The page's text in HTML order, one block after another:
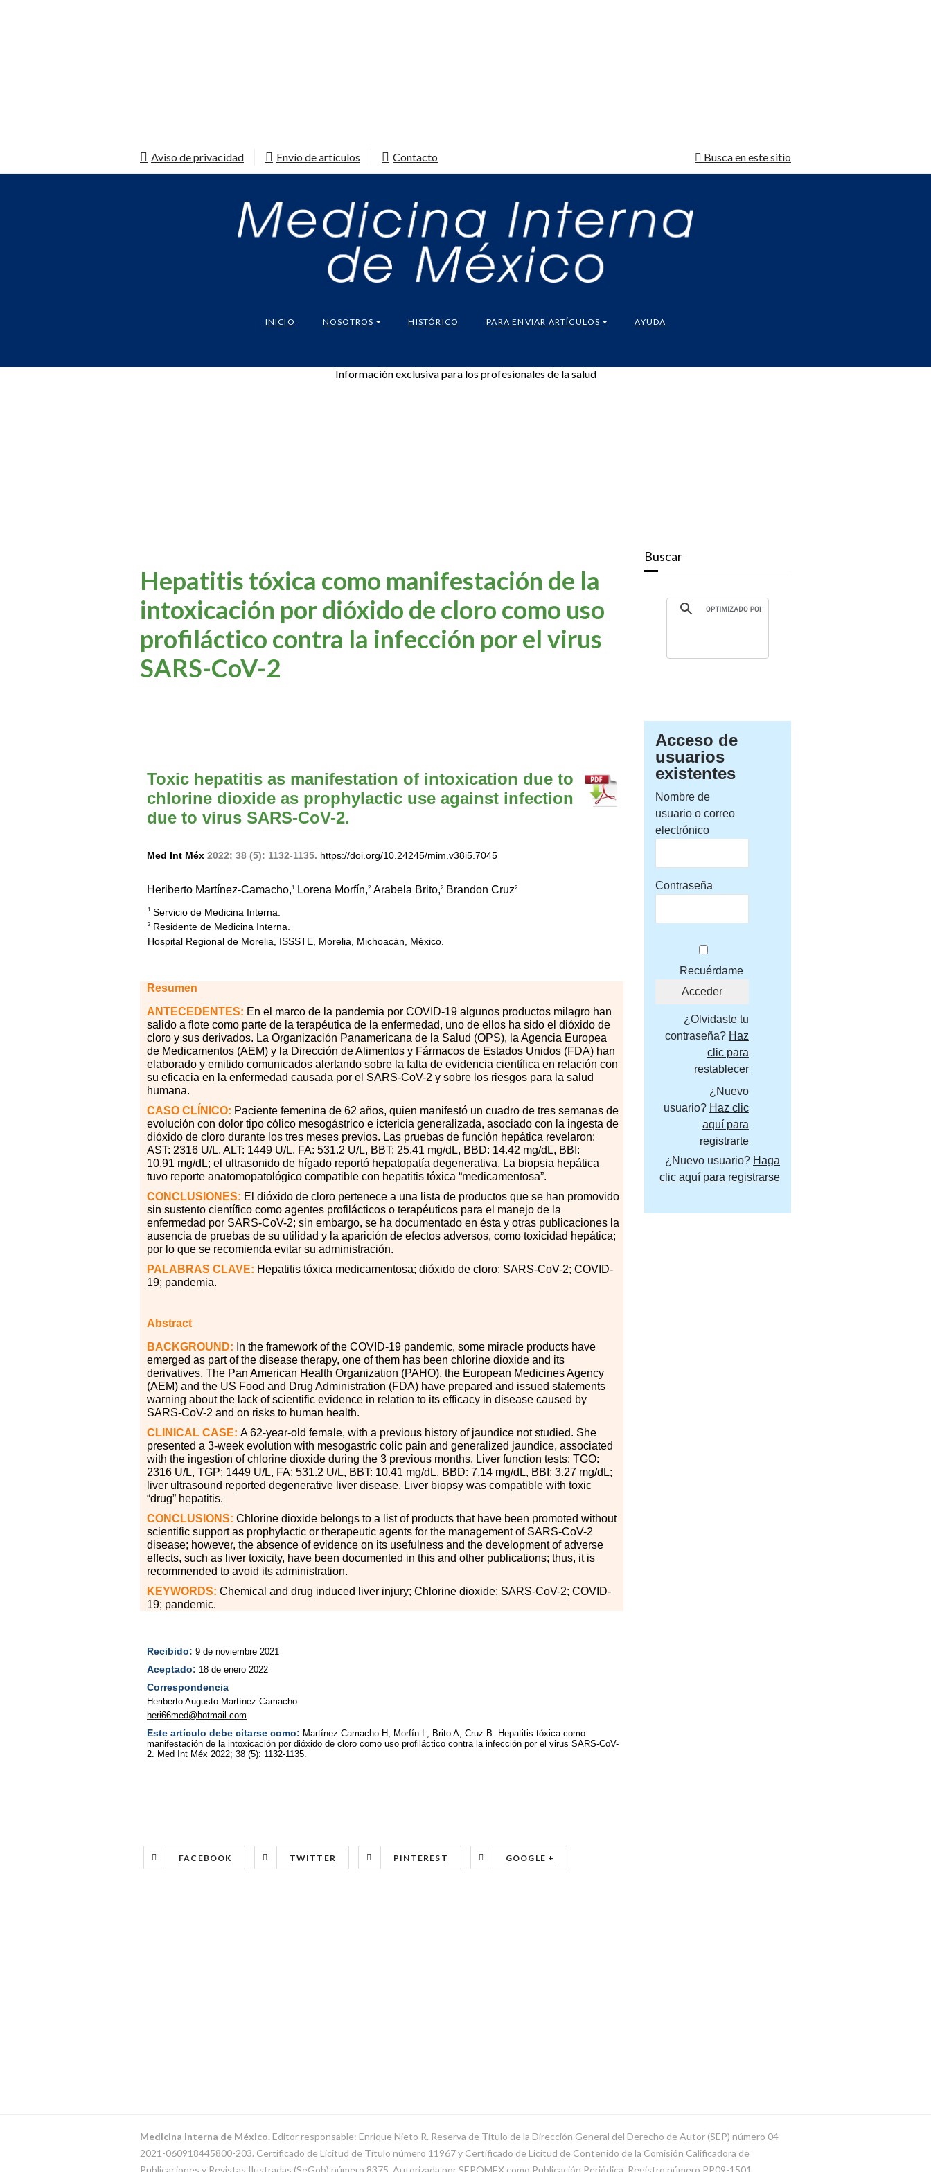
Aviso de privacidad Envío de artículos Contacto Busca en este sitio
INICIO NOSOTROS HISTÓRICO PARA ENVIAR ARTÍCULOS AYUDA
Información exclusiva para los profesionales de la salud
Hepatitis tóxica como manifestación de la
intoxicación por dióxido de cloro como uso
profiláctico contra la infección por el virus
SARS-CoV-2
Toxic hepatitis as manifestation of intoxication due to
chlorine dioxide as prophylactic use against infection
due to virus SARS-CoV-2.
Med Int Méx 2022; 38 (5): 1132-1135. https://doi.org/10.24245/mim.v38i5.7045
Heriberto Martínez-Camacho,1 Lorena Morfín,2 Arabela Brito,2 Brandon Cruz2
1 Servicio de Medicina Interna.
2 Residente de Medicina Interna.
Hospital Regional de Morelia, ISSSTE, Morelia, Michoacán, México.
Resumen
ANTECEDENTES: En el marco de la pandemia por COVID-19 algunos productos milagro han
salido a flote como parte de la terapéutica de la enfermedad, uno de ellos ha sido el dióxido de
cloro y sus derivados. La Organización Panamericana de la Salud (OPS), la Agencia Europea
de Medicamentos (AEM) y la Dirección de Alimentos y Fármacos de Estados Unidos (FDA) han
elaborado y emitido comunicados alertando sobre la falta de evidencia científica en relación con
su eficacia en la enfermedad causada por el SARS-CoV-2 y sobre los riesgos para la salud
humana.
CASO CLÍNICO: Paciente femenina de 62 años, quien manifestó un cuadro de tres semanas de
evolución con dolor tipo cólico mesogástrico e ictericia generalizada, asociado con la ingesta de
dióxido de cloro durante los tres meses previos. Las pruebas de función hepática revelaron:
AST: 2316 U/L, ALT: 1449 U/L, FA: 531.2 U/L, BBT: 25.41 mg/dL, BBD: 14.42 mg/dL, BBI:
10.91 mg/dL; el ultrasonido de hígado reportó hepatopatía degenerativa. La biopsia hepática
tuvo reporte anatomopatológico compatible con hepatitis tóxica “medicamentosa”.
CONCLUSIONES: El dióxido de cloro pertenece a una lista de productos que se han promovido
sin sustento científico como agentes profilácticos o terapéuticos para el manejo de la
enfermedad por SARS-CoV-2; sin embargo, se ha documentado en ésta y otras publicaciones la
ausencia de pruebas de su utilidad y la aparición de efectos adversos, como toxicidad hepática;
por lo que se recomienda evitar su administración.
PALABRAS CLAVE: Hepatitis tóxica medicamentosa; dióxido de cloro; SARS-CoV-2; COVID-
19; pandemia.
Abstract
BACKGROUND: In the framework of the COVID-19 pandemic, some miracle products have
emerged as part of the disease therapy, one of them has been chlorine dioxide and its
derivatives. The Pan American Health Organization (PAHO), the European Medicines Agency
(AEM) and the US Food and Drug Administration (FDA) have prepared and issued statements
warning about the lack of scientific evidence in relation to its efficacy in disease caused by
SARS-CoV-2 and on risks to human health.
CLINICAL CASE: A 62-year-old female, with a previous history of jaundice not studied. She
presented a 3-week evolution with mesogastric colic pain and generalized jaundice, associated
with the ingestion of chlorine dioxide during the 3 previous months. Liver function tests: TGO:
2316 U/L, TGP: 1449 U/L, FA: 531.2 U/L, BBT: 10.41 mg/dL, BBD: 7.14 mg/dL, BBI: 3.27 mg/dL;
liver ultrasound reported degenerative liver disease. Liver biopsy was compatible with toxic
“drug” hepatitis.
CONCLUSIONS: Chlorine dioxide belongs to a list of products that have been promoted without
scientific support as prophylactic or therapeutic agents for the management of SARS-CoV-2
disease; however, the absence of evidence on its usefulness and the development of adverse
effects, such as liver toxicity, have been documented in this and other publications; thus, it is
recommended to avoid its administration.
KEYWORDS: Chemical and drug induced liver injury; Chlorine dioxide; SARS-CoV-2; COVID-
19; pandemic.
Recibido: 9 de noviembre 2021
Aceptado: 18 de enero 2022
Correspondencia
Heriberto Augusto Martínez Camacho
heri66med@hotmail.com
Este artículo debe citarse como: Martínez-Camacho H, Morfín L, Brito A, Cruz B. Hepatitis tóxica como
manifestación de la intoxicación por dióxido de cloro como uso profiláctico contra la infección por el virus SARS-CoV-
2. Med Int Méx 2022; 38 (5): 1132-1135.
FACEBOOK TWITTER PINTEREST GOOGLE +
Buscar
Acceso de
usuarios
existentes
Nombre de
usuario o correo
electrónico
Contraseña
Recuérdame
¿Olvidaste tu
contraseña? Haz
clic para
restablecer
¿Nuevo
usuario? Haz clic
aquí para
registrarte
¿Nuevo usuario? Haga
clic aquí para registrarse
Medicina Interna de México.Editor responsable: Enrique Nieto R. Reserva de Título de la Dirección General del Derecho de Autor (SEP) número 04-
2021-060918445800-203. Certificado de Licitud de Título número 11967 y Certificado de Licitud de Contenido de la Comisión Calificadora de
Publicaciones y Revistas Ilustradas (SeGob) número 8375. Autorizada por SEPOMEX como Publicación Periódica. Registro número PP09-1501.